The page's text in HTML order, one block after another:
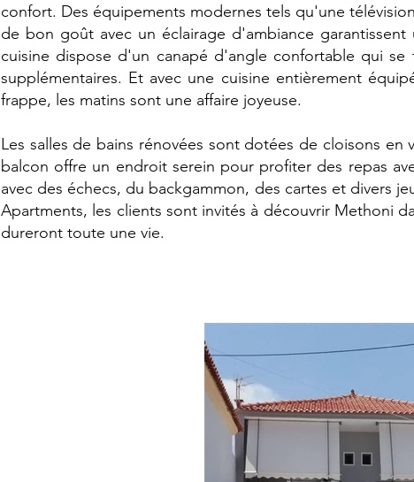
confort. Des équipements modernes tels qu'une
de bon goût avec un éclairage d'ambiance
cuisine dispose d'un canapé d'angle confortable qui
supplémentaires. Et avec une cuisine entièrement
frappe, les matins sont une affaire joyeuse.
Les salles de bains rénovées sont dotées de cloisons
balcon offre un endroit serein pour profiter des repas
avec des échecs, du backgammon, des cartes et divers
Apartments, les clients sont invités à découvrir Methoni
dureront toute une vie.